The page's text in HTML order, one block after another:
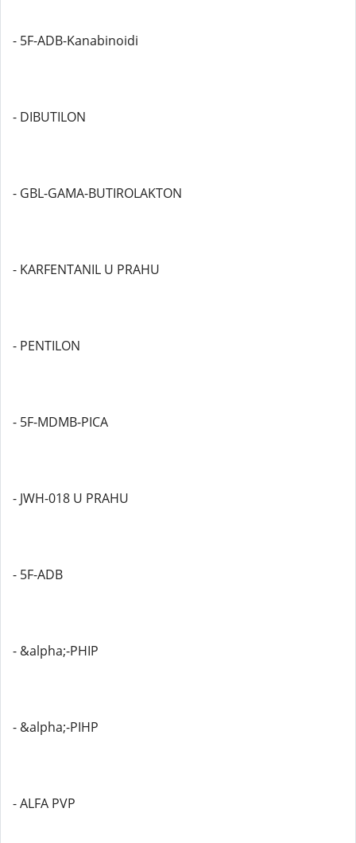
- 5F-ADB-Kanabinoidi
- DIBUTILON
- GBL-GAMA-BUTIROLAKTON
- KARFENTANIL U PRAHU
- PENTILON
- 5F-MDMB-PICA
- JWH-018 U PRAHU
- 5F-ADB
- &alpha;-PHIP
- &alpha;-PIHP
- ALFA PVP